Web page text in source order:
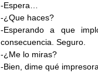
-Espera…
-¿Que haces?
-Esperando a que
consecuencia. Seguro.
-¿Me lo miras?
-Bien, dime qué